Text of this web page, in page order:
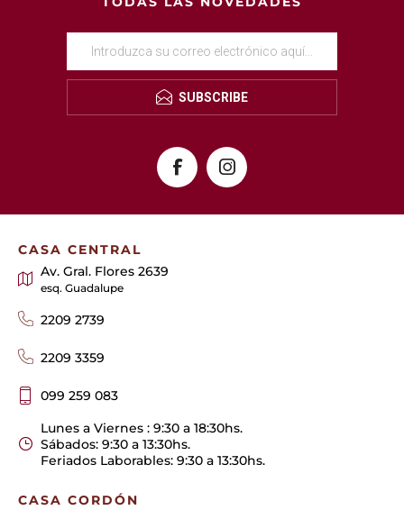
SUBSCRIBE
CASA CENTRAL
Av. Gral. Flores 2639
esq. Guadalupe
2209 2739
2209 3359
099 259 083
Lunes a Viernes : 9:30 a 18:30hs.
Sábados: 9:30 a 13:30hs.
Feriados Laborables: 9:30 a 13:30hs.
CASA CORDÓN